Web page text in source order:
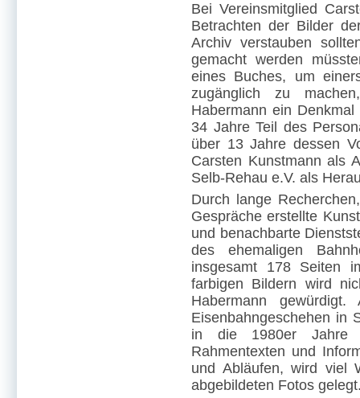
Bei Vereinsmitglied
Betrachten der Bilder
Archiv verstauben
gemacht werden
eines Buches, um
zugänglich zu
Habermann ein
34 Jahre Teil des
über 13 Jahre dessen
Carsten Kunstmann als
Selb-Rehau e.V. als
Durch lange
Gespräche erstellte
und benachbarte
des ehemaligen
insgesamt 178 Seiten
farbigen Bildern wird
Habermann
Eisenbahngeschehen in
in die 1980er Jahre
Rahmentexten und
und Abläufen, wird viel
abgebildeten Fotos